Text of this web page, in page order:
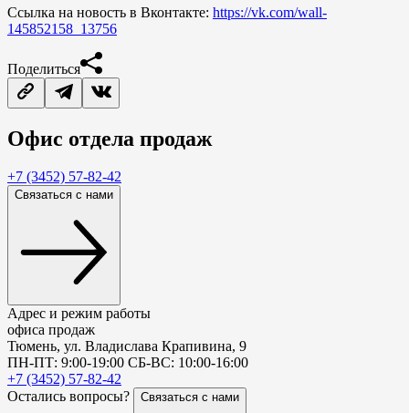
Ссылка на новость в Вконтакте: https://vk.com/wall-
145852158_13756
Поделиться
Офис отдела продаж
+7 (3452) 57-82-42
Связаться с нами
Адрес и режим работы
офиса продаж
Тюмень, ул. Владислава Крапивина, 9
ПН-ПТ: 9:00-19:00 СБ-ВС: 10:00-16:00
+7 (3452) 57-82-42
Остались вопросы?
Связаться с нами